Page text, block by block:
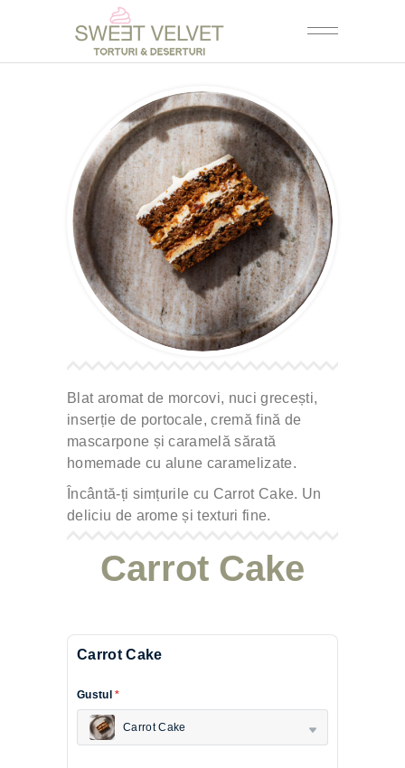
Blat aromat de morcovi, nuci grecești,
inserție de portocale, cremă fină de
mascarpone și caramelă sărată
homemade cu alune caramelizate.
Încântă-ți simțurile cu Carrot Cake. Un
deliciu de arome și texturi fine.
Carrot Cake
Carrot Cake
Gustul *
Carrot Cake